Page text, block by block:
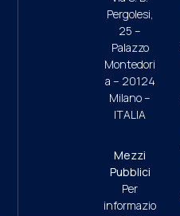
Pergolesi,
25 –
Palazzo
Montedori
a – 20124
Milano –
ITALIA
Mezzi
Pubblici
Per
informazio